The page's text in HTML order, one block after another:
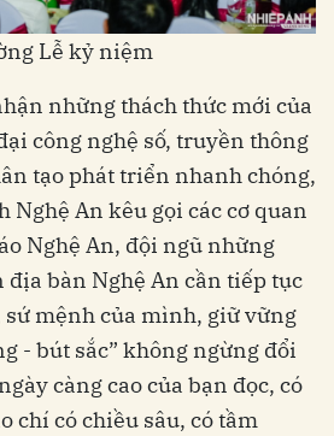
Lễ kỷ niệm
những thách thức mới của
công nghệ số, truyền thông
tạo phát triển nhanh chóng,
Nghệ An kêu gọi các cơ quan
Nghệ An, đội ngũ những
bàn Nghệ An cần tiếp tục
mệnh của mình, giữ vững
- bút sắc” không ngừng đổi
càng cao của bạn đọc, có
chí có chiều sâu, có tầm